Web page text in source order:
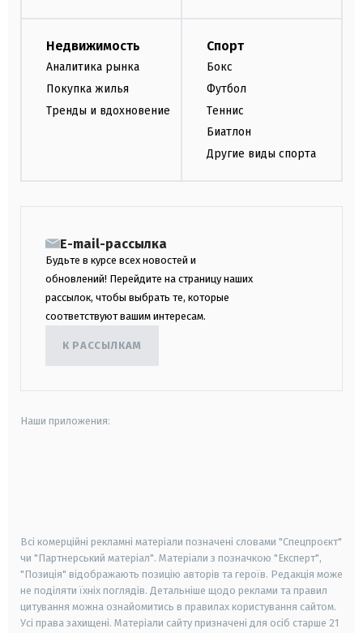
Недвижимость
Аналитика рынка
Покупка жилья
Тренды и вдохновение
Спорт
Бокс
Футбол
Теннис
Биатлон
Другие виды спорта
E-mail-рассылка
Будьте в курсе всех новостей и
обновлений! Перейдите на страницу наших
рассылок, чтобы выбрать те, которые
соответствуют вашим интересам.
К РАССЫЛКАМ
Наши приложения:
Всі комерційні рекламні матеріали позначені словами "Спецпроєкт"
чи "Партнерський матеріал". Матеріали з позначкою "Експерт",
"Позиція" відображають позицію авторів та героїв. Редакція може
не поділяти їхніх поглядів. Детальніше щодо реклами та правил
цитування можна ознайомитись в правилах користування сайтом.
Усі права захищені. Матеріали сайту призначені для осіб старше 21